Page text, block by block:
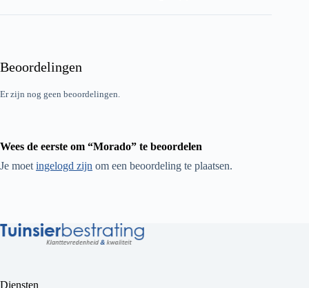
Beoordelingen
Er zijn nog geen beoordelingen.
Wees de eerste om “Morado” te beoordelen
Je moet ingelogd zijn om een beoordeling te plaatsen.
Diensten